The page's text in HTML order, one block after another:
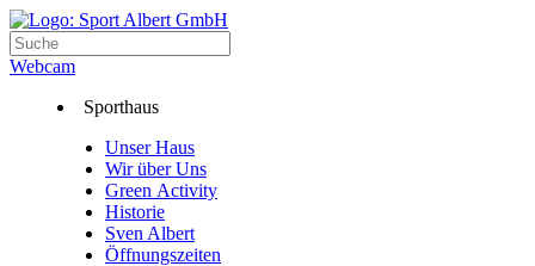
Webcam
Sporthaus
Unser Haus
Wir über Uns
Green Activity
Historie
Sven Albert
Öffnungszeiten